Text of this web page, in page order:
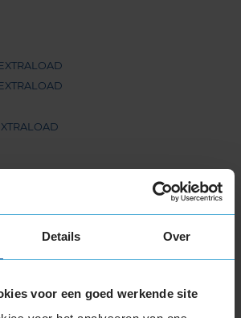
Details Over
voor een goed werkende site